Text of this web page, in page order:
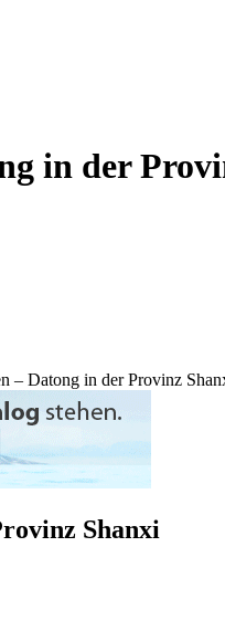
in der
– Datong in der Provinz
Shanxi